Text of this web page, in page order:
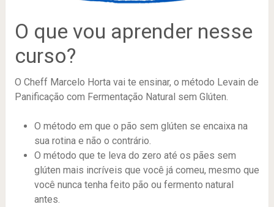
O que vou aprender nesse
curso?
O Cheff Marcelo Horta vai te ensinar, o método Levain de
Panificação com Fermentação Natural sem Glúten.
O método em que o pão sem glúten se encaixa na
sua rotina e não o contrário.
O método que te leva do zero até os pães sem
glúten mais incríveis que você já comeu, mesmo que
você nunca tenha feito pão ou fermento natural
antes.